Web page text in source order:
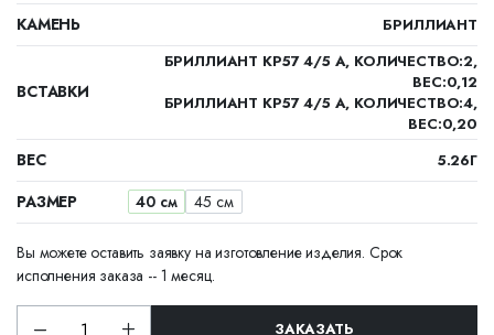
КАМЕНЬ БРИЛЛИАНТ
ВСТАВКИ
БРИЛЛИАНТ КР57 4/5 А, КОЛИЧЕСТВО:2,
ВЕС:0,12
БРИЛЛИАНТ КР57 4/5 А, КОЛИЧЕСТВО:4,
ВЕС:0,20
ВЕС 5.26Г
РАЗМЕР 40 см 45 см
Вы можете оставить заявку на изготовление изделия. Срок
исполнения заказа -- 1 месяц.
ЗАКАЗАТЬ